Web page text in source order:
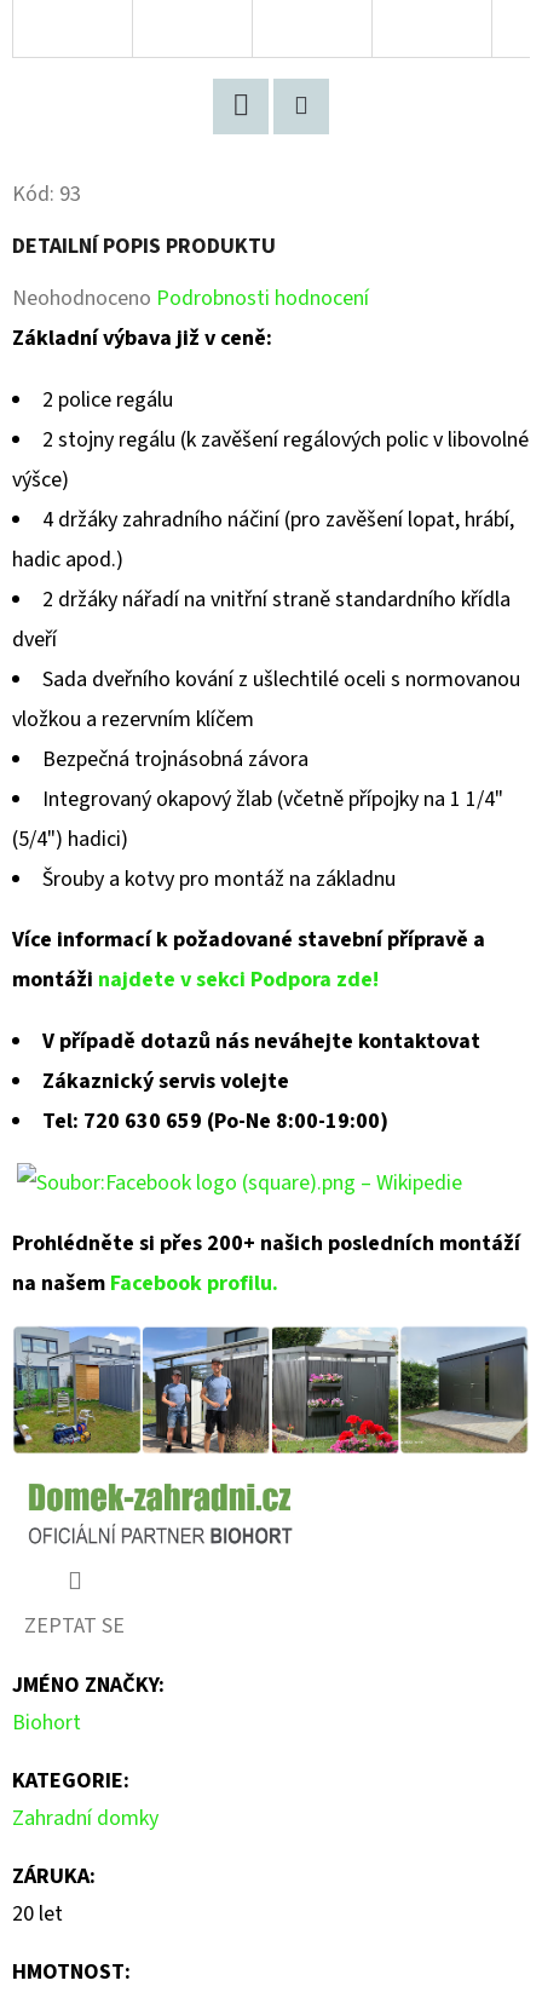
Kód: 93
DETAILNÍ POPIS PRODUKTU
Průměrné
hodnocení
z
hvězdiček.
Neohodnoceno Podrobnosti hodnocení
Základní výbava již v ceně:
2 police regálu
2 stojny regálu (k zavěšení regálových polic v libovolné
výšce)
4 držáky zahradního náčiní (pro zavěšení lopat, hrábí,
hadic apod.)
2 držáky nářadí na vnitřní straně standardního křídla
dveří
Sada dveřního kování z ušlechtilé oceli s normovanou
vložkou a rezervním klíčem
Bezpečná trojnásobná závora
Integrovaný okapový žlab (včetně přípojky na 1 1/4"
(5/4") hadici)
Šrouby a kotvy pro montáž na základnu
Více informací k požadované stavební přípravě a
montáži najdete v sekci Podpora zde!
V případě dotazů nás neváhejte kontaktovat
Zákaznický servis volejte
Tel: 720 630 659 (Po-Ne 8:00-19:00)
Prohlédněte si přes 200+ našich posledních montáží
na našem Facebook profilu.
ZEPTAT SE
JMÉNO ZNAČKY:
Biohort
KATEGORIE:
Zahradní domky
ZÁRUKA:
20 let
HMOTNOST: